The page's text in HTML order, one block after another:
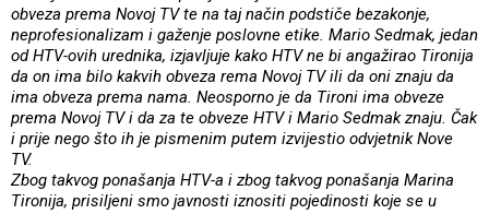
obveza prema Novoj TV te na taj način podstiče bezakonje,
neprofesionalizam i gaženje poslovne etike. Mario Sedmak, jedan
od HTV-ovih urednika, izjavljuje kako HTV ne bi angažirao Tironija
da on ima bilo kakvih obveza rema Novoj TV ili da oni znaju da
ima obveza prema nama. Neosporno je da Tironi ima obveze
prema Novoj TV i da za te obveze HTV i Mario Sedmak znaju. Čak
i prije nego što ih je pismenim putem izvijestio odvjetnik Nove
TV.
Zbog takvog ponašanja HTV-a i zbog takvog ponašanja Marina
Tironija, prisiljeni smo javnosti iznositi pojedinosti koje se u